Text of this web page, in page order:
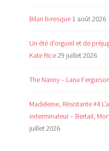
Bilan livresque 1 août 2026
Un été d’orgueil et de
Kate Rice29 juillet 2026
The Nanny – Lana Fergurson
Madeleine, Résistante #4
exterminateur – Bertail,
juillet 2026